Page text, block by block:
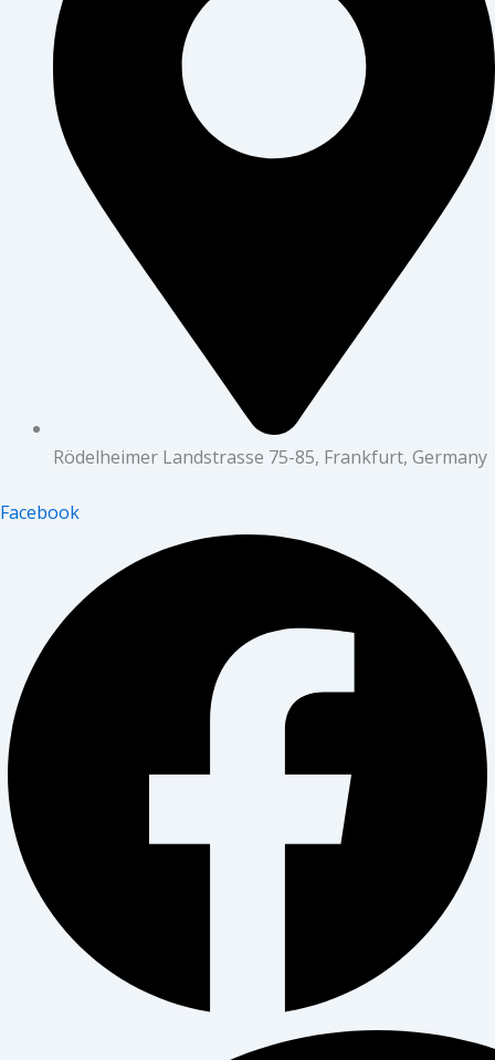
Rödelheimer Landstrasse 75-85, Frankfurt, Germany
Facebook